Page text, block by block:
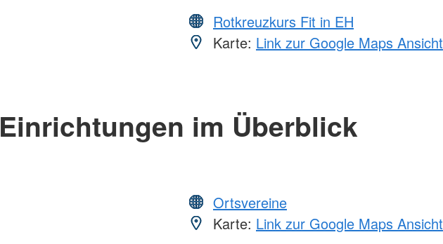
Rotkreuzkurs Fit in EH
Karte: Link zur Google Maps Ansicht
Einrichtungen im Überblick
Ortsvereine
Karte: Link zur Google Maps Ansicht